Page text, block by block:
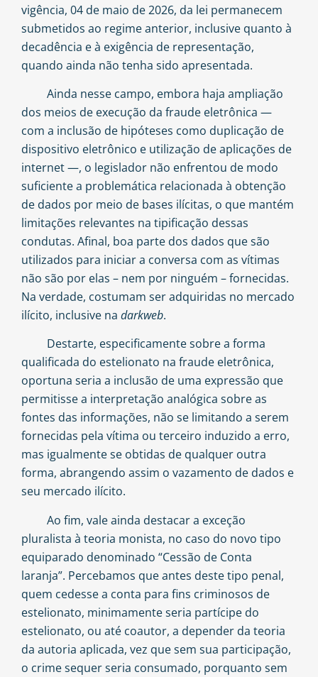
vigência, 04 de maio de 2026, da lei permanecem
submetidos ao regime anterior, inclusive quanto à
decadência e à exigência de representação,
quando ainda não tenha sido apresentada.
Ainda nesse campo, embora haja ampliação
dos meios de execução da fraude eletrônica —
com a inclusão de hipóteses como duplicação de
dispositivo eletrônico e utilização de aplicações de
internet —, o legislador não enfrentou de modo
suficiente a problemática relacionada à obtenção
de dados por meio de bases ilícitas, o que mantém
limitações relevantes na tipificação dessas
condutas. Afinal, boa parte dos dados que são
utilizados para iniciar a conversa com as vítimas
não são por elas – nem por ninguém – fornecidas.
Na verdade, costumam ser adquiridas no mercado
ilícito, inclusive na darkweb.
Destarte, especificamente sobre a forma
qualificada do estelionato na fraude eletrônica,
oportuna seria a inclusão de uma expressão que
permitisse a interpretação analógica sobre as
fontes das informações, não se limitando a serem
fornecidas pela vítima ou terceiro induzido a erro,
mas igualmente se obtidas de qualquer outra
forma, abrangendo assim o vazamento de dados e
seu mercado ilícito.
Ao fim, vale ainda destacar a exceção
pluralista à teoria monista, no caso do novo tipo
equiparado denominado “Cessão de Conta
laranja”. Percebamos que antes deste tipo penal,
quem cedesse a conta para fins criminosos de
estelionato, minimamente seria partícipe do
estelionato, ou até coautor, a depender da teoria
da autoria aplicada, vez que sem sua participação,
o crime sequer seria consumado, porquanto sem